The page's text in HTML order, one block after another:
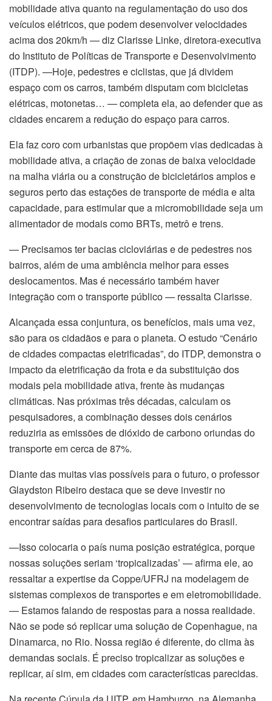
mobilidade ativa quanto na regulamentação do uso dos
veículos elétricos, que podem desenvolver velocidades
acima dos 20km/h — diz Clarisse Linke, diretora-executiva
do Instituto de Políticas de Transporte e Desenvolvimento
(ITDP). —Hoje, pedestres e ciclistas, que já dividem
espaço com os carros, também disputam com bicicletas
elétricas, motonetas… — completa ela, ao defender que as
cidades encarem a redução do espaço para carros.
Ela faz coro com urbanistas que propõem vias dedicadas à
mobilidade ativa, a criação de zonas de baixa velocidade
na malha viária ou a construção de bicicletários amplos e
seguros perto das estações de transporte de média e alta
capacidade, para estimular que a micromobilidade seja um
alimentador de modais como BRTs, metrô e trens.
— Precisamos ter bacias cicloviárias e de pedestres nos
bairros, além de uma ambiência melhor para esses
deslocamentos. Mas é necessário também haver
integração com o transporte público — ressalta Clarisse.
Alcançada essa conjuntura, os benefícios, mais uma vez,
são para os cidadãos e para o planeta. O estudo “Cenário
de cidades compactas eletrificadas”, do ITDP, demonstra o
impacto da eletrificação da frota e da substituição dos
modais pela mobilidade ativa, frente às mudanças
climáticas. Nas próximas três décadas, calculam os
pesquisadores, a combinação desses dois cenários
reduziria as emissões de dióxido de carbono oriundas do
transporte em cerca de 87%.
Diante das muitas vias possíveis para o futuro, o professor
Glaydston Ribeiro destaca que se deve investir no
desenvolvimento de tecnologias locais com o intuito de se
encontrar saídas para desafios particulares do Brasil.
—Isso colocaria o país numa posição estratégica, porque
nossas soluções seriam ‘tropicalizadas’ — afirma ele, ao
ressaltar a expertise da Coppe/UFRJ na modelagem de
sistemas complexos de transportes e em eletromobilidade.
— Estamos falando de respostas para a nossa realidade.
Não se pode só replicar uma solução de Copenhague, na
Dinamarca, no Rio. Nossa região é diferente, do clima às
demandas sociais. É preciso tropicalizar as soluções e
replicar, aí sim, em cidades com características parecidas.